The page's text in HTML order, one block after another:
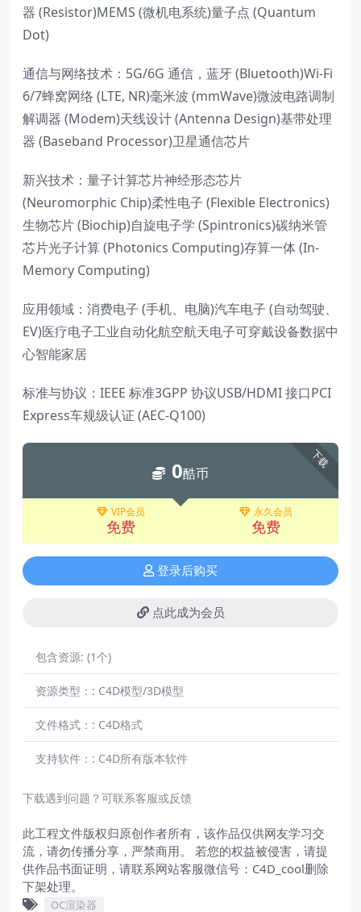
器 (Resistor)MEMS (微机电系统)量子点 (Quantum
Dot)
通信与网络技术：5G/6G 通信，蓝牙 (Bluetooth)Wi-Fi
6/7蜂窝网络 (LTE, NR)毫米波 (mmWave)微波电路调制
解调器 (Modem)天线设计 (Antenna Design)基带处理
器 (Baseband Processor)卫星通信芯片
新兴技术：量子计算芯片神经形态芯片
(Neuromorphic Chip)柔性电子 (Flexible Electronics)
生物芯片 (Biochip)自旋电子学 (Spintronics)碳纳米管
芯片光子计算 (Photonics Computing)存算一体 (In-
Memory Computing)
应用领域：消费电子 (手机、电脑)汽车电子 (自动驾驶、
EV)医疗电子工业自动化航空航天电子可穿戴设备数据中
心智能家居
标准与协议：IEEE 标准3GPP 协议USB/HDMI 接口PCI
Express车规级认证 (AEC-Q100)
下载
0酷币
VIP会员
免费
永久会员
免费
登录后购买
点此成为会员
包含资源: (1个)
资源类型：: C4D模型/3D模型
文件格式：: C4D格式
支持软件：: C4D所有版本软件
下载遇到问题？可联系客服或反馈
此工程文件版权归原创作者所有，该作品仅供网友学习交
流，请勿传播分享，严禁商用。 若您的权益被侵害，请提
供作品书面证明，请联系网站客服微信号：C4D_cool删除
下架处理。
OC渲染器